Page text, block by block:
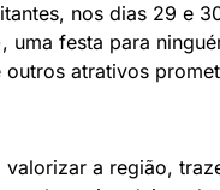
nos dias 29 e
uma festa para
atrativos
a região,